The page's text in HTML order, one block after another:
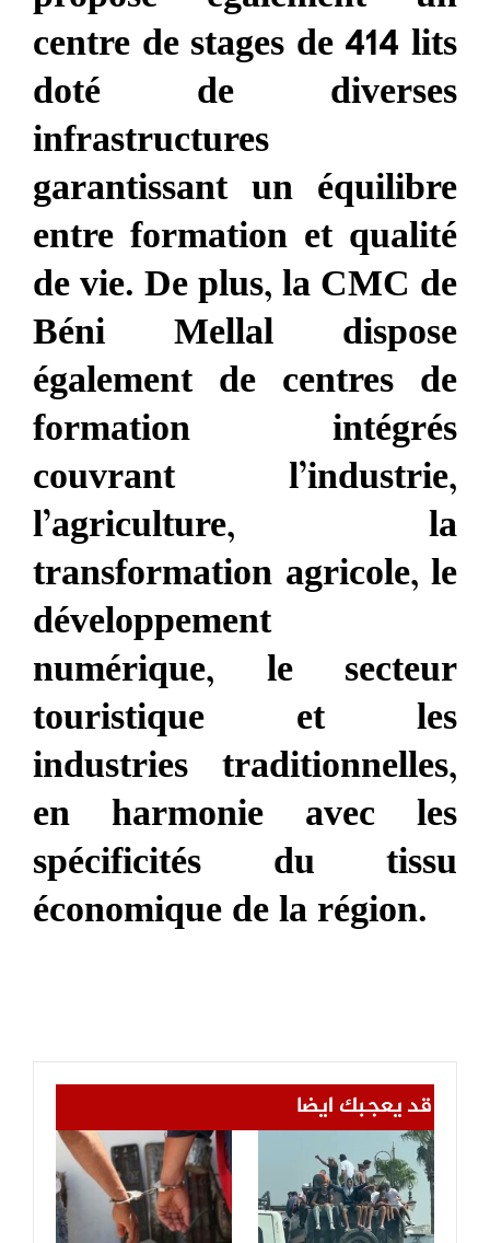
centre de stages de 414 lits
doté de diverses
infrastructures
garantissant un équilibre
entre formation et qualité
de vie. De plus, la CMC de
Béni Mellal dispose
également de centres de
formation intégrés
couvrant l’industrie,
l’agriculture, la
transformation agricole, le
développement
numérique, le secteur
touristique et les
industries traditionnelles,
en harmonie avec les
spécificités du tissu
économique de la région.
قد يعجبك ايضا